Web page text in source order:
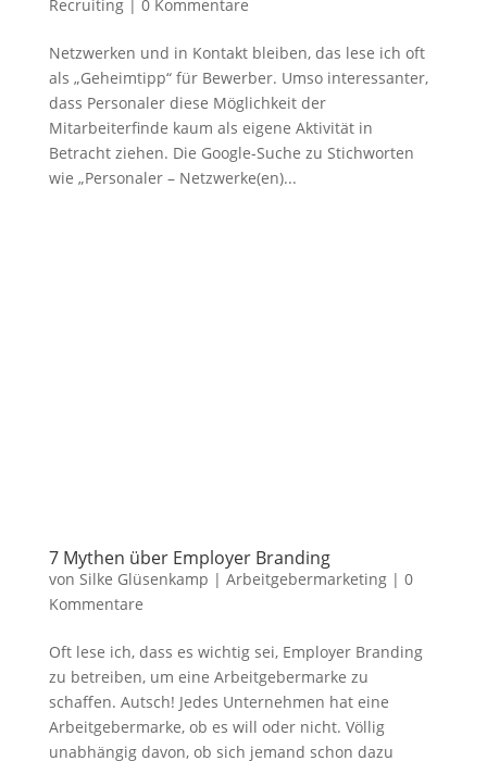
Recruiting| 0 Kommentare
Netzwerken und in Kontakt bleiben, das lese ich oft
als „Geheimtipp“ für Bewerber. Umso interessanter,
dass Personaler diese Möglichkeit der
Mitarbeiterfinde kaum als eigene Aktivität in
Betracht ziehen. Die Google-Suche zu Stichworten
wie „Personaler – Netzwerke(en)...
7 Mythen über Employer Branding
von Silke Glüsenkamp | Arbeitgebermarketing| 0
Kommentare
Oft lese ich, dass es wichtig sei, Employer Branding
zu betreiben, um eine Arbeitgebermarke zu
schaffen. Autsch! Jedes Unternehmen hat eine
Arbeitgebermarke, ob es will oder nicht. Völlig
unabhängig davon, ob sich jemand schon dazu